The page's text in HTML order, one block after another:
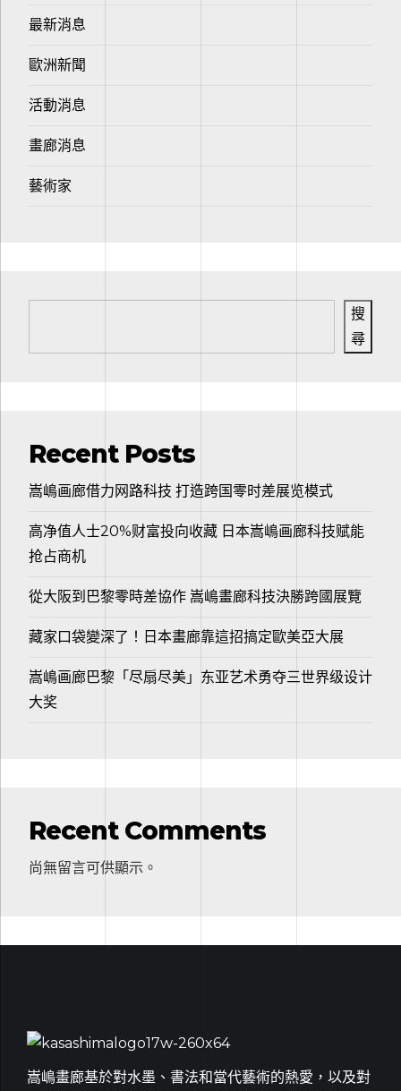
最新消息
歐洲新聞
活動消息
畫廊消息
藝術家
搜
尋
Recent Posts
嵩嶋画廊借力网路科技 打造跨国零时差展览模式
高净值人士20%财富投向收藏 日本嵩嶋画廊科技赋能
抢占商机
從大阪到巴黎零時差協作 嵩嶋畫廊科技決勝跨國展覽
藏家口袋變深了！日本畫廊靠這招搞定歐美亞大展
嵩嶋画廊巴黎「尽扇尽美」东亚艺术勇夺三世界级设计
大奖
Recent Comments
尚無留言可供顯示。
嵩嶋畫廊基於對水墨、書法和當代藝術的熱愛，以及對